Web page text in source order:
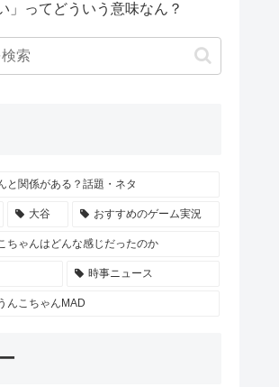
」ってどういう意味なん？
と関係がある？話題・ネタ
大谷 おすすめのゲーム実況
ちゃんはどんな感じだったのか
時事ニュース
んこちゃんMAD